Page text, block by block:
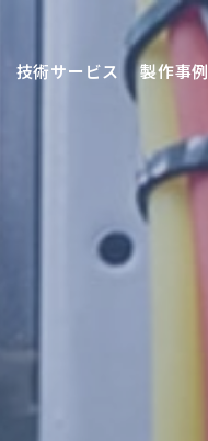
技術サービス 製作事例